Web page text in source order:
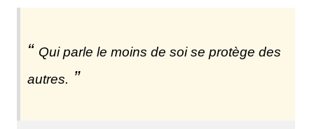
Qui parle le moins de soi se protège des
autres.